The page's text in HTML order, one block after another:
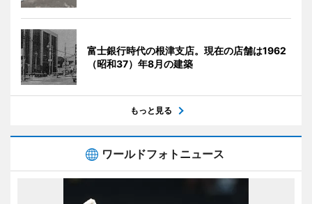
富士銀行時代の根津支店。現在の店舗は1962
（昭和37）年8月の建築
もっと見る
ワールドフォトニュース